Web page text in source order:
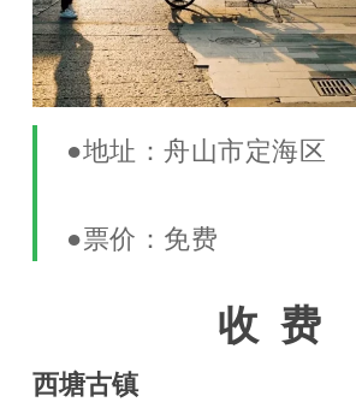
●地址：舟山市定海区
●票价：免费
收 费
西塘古镇